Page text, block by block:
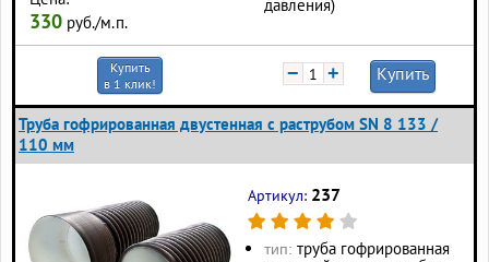
330 руб./м.п.
давления)
Купить
в 1 клик!
− + Купить
Труба гофрированная двустенная с раструбом SN 8 133 /
110 мм
Артикул: 237
тип: труба гофрированная